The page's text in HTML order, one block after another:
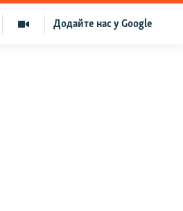
Додайте нас у Google